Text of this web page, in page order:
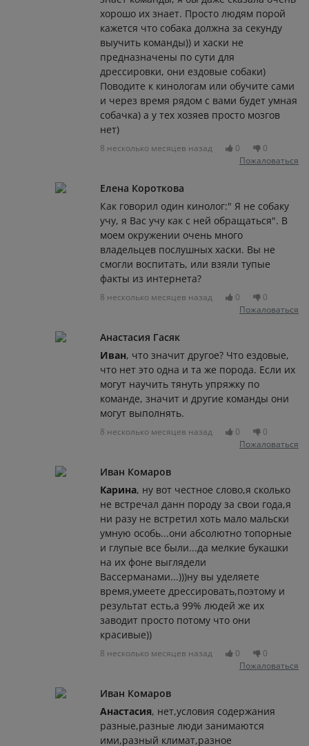
хорошо их знает. Просто людям порой
кажется что собака должна за секунду
выучить команды)) и хаски не
предназначены по сути для
дрессировки, они ездовые собаки)
Поводите к кинологам или обучите сами
и через время рядом с вами будет умная
собачка) а у тех хозяев просто мозгов
нет)
8 несколько месяцев назад 0
0
Пожаловаться
Елена Короткова
Как говорил один кинолог:" Я не собаку
учу, я Вас учу как с ней обращаться". В
моем окружении очень много
владельцев послушных хаски. Вы не
смогли воспитать, или взяли тупые
факты из интернета?
8 несколько месяцев назад 0
0
Пожаловаться
Анастасия Гасяк
Иван, что значит другое? Что ездовые,
что нет это одна и та же порода. Если их
могут научить тянуть упряжку по
команде, значит и другие команды они
могут выполнять.
8 несколько месяцев назад 0
0
Пожаловаться
Иван Комаров
Карина, ну вот честное слово,я сколько
не встречал данн породу за свои года,я
ни разу не встретил хоть мало мальски
умную особь...они абсолютно топорные
и глупые все были...да мелкие букашки
на их фоне выглядели
Вассерманами...)))ну вы уделяете
время,умеете дрессировать,поэтому и
результат есть,а 99% людей же их
заводит просто потому что они
красивые))
8 несколько месяцев назад 0
0
Пожаловаться
Иван Комаров
Анастасия, нет,условия содержания
разные,разные люди занимаются
ими,разный климат,разное